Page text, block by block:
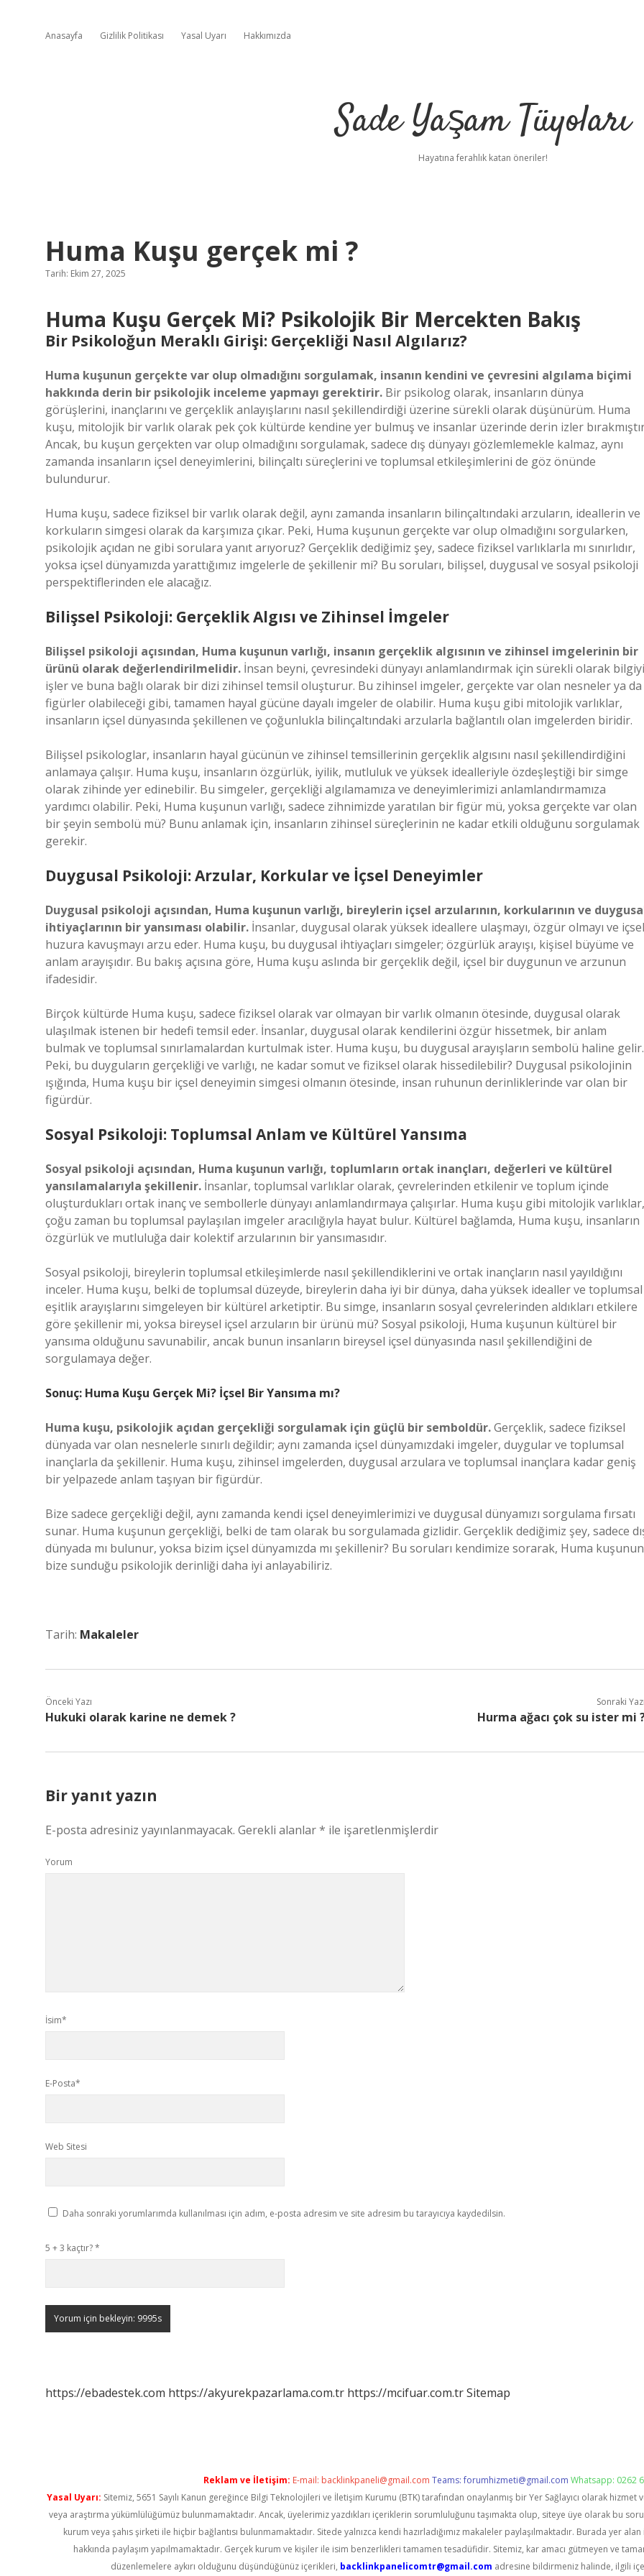
Anasayfa Gizlilik Politikası Yasal Uyarı Hakkımızda
Sade Yaşam Tüyoları
Hayatına ferahlık katan öneriler!
Huma Kuşu gerçek mi ?
Tarih: Ekim 27, 2025
Huma Kuşu Gerçek Mi? Psikolojik Bir Mercekten Bakış
Bir Psikoloğun Meraklı Girişi: Gerçekliği Nasıl Algılarız?
Huma kuşunun gerçekte var olup olmadığını sorgulamak, insanın kendini ve çevresini algılama biçimi
hakkında derin bir psikolojik inceleme yapmayı gerektirir. Bir psikolog olarak, insanların dünya
görüşlerini, inançlarını ve gerçeklik anlayışlarını nasıl şekillendirdiği üzerine sürekli olarak düşünürüm. Huma
kuşu, mitolojik bir varlık olarak pek çok kültürde kendine yer bulmuş ve insanlar üzerinde derin izler
Ancak, bu kuşun gerçekten var olup olmadığını sorgulamak, sadece dış dünyayı gözlemlemekle kalmaz, aynı
zamanda insanların içsel deneyimlerini, bilinçaltı süreçlerini ve toplumsal etkileşimlerini de göz önünde
bulundurur.
Huma kuşu, sadece fiziksel bir varlık olarak değil, aynı zamanda insanların bilinçaltındaki arzuların, ideallerin ve
korkuların simgesi olarak da karşımıza çıkar. Peki, Huma kuşunun gerçekte var olup olmadığını sorgularken,
psikolojik açıdan ne gibi sorulara yanıt arıyoruz? Gerçeklik dediğimiz şey, sadece fiziksel varlıklarla mı sınırlıdır,
yoksa içsel dünyamızda yarattığımız imgelerle de şekillenir mi? Bu soruları, bilişsel, duygusal ve sosyal psikoloji
perspektiflerinden ele alacağız.
Bilişsel Psikoloji: Gerçeklik Algısı ve Zihinsel İmgeler
Bilişsel psikoloji açısından, Huma kuşunun varlığı, insanın gerçeklik algısının ve zihinsel imgelerinin bir
ürünü olarak değerlendirilmelidir. İnsan beyni, çevresindeki dünyayı anlamlandırmak için sürekli olarak bilgiyi
işler ve buna bağlı olarak bir dizi zihinsel temsil oluşturur. Bu zihinsel imgeler, gerçekte var olan nesneler ya da
figürler olabileceği gibi, tamamen hayal gücüne dayalı imgeler de olabilir. Huma kuşu gibi mitolojik varlıklar,
insanların içsel dünyasında şekillenen ve çoğunlukla bilinçaltındaki arzularla bağlantılı olan imgelerden biridir.
Bilişsel psikologlar, insanların hayal gücünün ve zihinsel temsillerinin gerçeklik algısını nasıl şekillendirdiğini
anlamaya çalışır. Huma kuşu, insanların özgürlük, iyilik, mutluluk ve yüksek idealleriyle özdeşleştiği bir simge
olarak zihinde yer edinebilir. Bu simgeler, gerçekliği algılamamıza ve deneyimlerimizi anlamlandırmamıza
yardımcı olabilir. Peki, Huma kuşunun varlığı, sadece zihnimizde yaratılan bir figür mü, yoksa gerçekte var olan
bir şeyin sembolü mü? Bunu anlamak için, insanların zihinsel süreçlerinin ne kadar etkili olduğunu sorgulamak
gerekir.
Duygusal Psikoloji: Arzular, Korkular ve İçsel Deneyimler
Duygusal psikoloji açısından, Huma kuşunun varlığı, bireylerin içsel arzularının, korkularının ve
ihtiyaçlarının bir yansıması olabilir. İnsanlar, duygusal olarak yüksek ideallere ulaşmayı, özgür olmayı ve içsel
huzura kavuşmayı arzu eder. Huma kuşu, bu duygusal ihtiyaçları simgeler; özgürlük arayışı, kişisel büyüme ve
anlam arayışıdır. Bu bakış açısına göre, Huma kuşu aslında bir gerçeklik değil, içsel bir duygunun ve arzunun
ifadesidir.
Birçok kültürde Huma kuşu, sadece fiziksel olarak var olmayan bir varlık olmanın ötesinde, duygusal olarak
ulaşılmak istenen bir hedefi temsil eder. İnsanlar, duygusal olarak kendilerini özgür hissetmek, bir anlam
bulmak ve toplumsal sınırlamalardan kurtulmak ister. Huma kuşu, bu duygusal arayışların sembolü haline gelir.
Peki, bu duyguların gerçekliği ve varlığı, ne kadar somut ve fiziksel olarak hissedilebilir? Duygusal psikolojinin
ışığında, Huma kuşu bir içsel deneyimin simgesi olmanın ötesinde, insan ruhunun derinliklerinde var olan bir
figürdür.
Sosyal Psikoloji: Toplumsal Anlam ve Kültürel Yansıma
Sosyal psikoloji açısından, Huma kuşunun varlığı, toplumların ortak inançları, değerleri ve kültürel
yansılamalarıyla şekillenir. İnsanlar, toplumsal varlıklar olarak, çevrelerinden etkilenir ve toplum içinde
oluşturdukları ortak inanç ve sembollerle dünyayı anlamlandırmaya çalışırlar. Huma kuşu gibi mitolojik varlıklar,
çoğu zaman bu toplumsal paylaşılan imgeler aracılığıyla hayat bulur. Kültürel bağlamda, Huma kuşu, insanların
özgürlük ve mutluluğa dair kolektif arzularının bir yansımasıdır.
Sosyal psikoloji, bireylerin toplumsal etkileşimlerde nasıl şekillendiklerini ve ortak inançların nasıl yayıldığını
inceler. Huma kuşu, belki de toplumsal düzeyde, bireylerin daha iyi bir dünya, daha yüksek idealler ve toplumsal
eşitlik arayışlarını simgeleyen bir kültürel arketiptir. Bu simge, insanların sosyal çevrelerinden aldıkları etkilere
göre şekillenir mi, yoksa bireysel içsel arzuların bir ürünü mü? Sosyal psikoloji, Huma kuşunun kültürel bir
yansıma olduğunu savunabilir, ancak bunun insanların bireysel içsel dünyasında nasıl şekillendiğini de
sorgulamaya değer.
Sonuç: Huma Kuşu Gerçek Mi? İçsel Bir Yansıma mı?
Huma kuşu, psikolojik açıdan gerçekliği sorgulamak için güçlü bir semboldür.Gerçeklik, sadece fiziksel
dünyada var olan nesnelerle sınırlı değildir; aynı zamanda içsel dünyamızdaki imgeler, duygular ve toplumsal
inançlarla da şekillenir. Huma kuşu, zihinsel imgelerden, duygusal arzulara ve toplumsal inançlara kadar geniş
bir yelpazede anlam taşıyan bir figürdür.
Bize sadece gerçekliği değil, aynı zamanda kendi içsel deneyimlerimizi ve duygusal dünyamızı sorgulama fırsatı
sunar. Huma kuşunun gerçekliği, belki de tam olarak bu sorgulamada gizlidir. Gerçeklik dediğimiz şey, sadece
dünyada mı bulunur, yoksa bizim içsel dünyamızda mı şekillenir? Bu soruları kendimize sorarak, Huma kuşunun
bize sunduğu psikolojik derinliği daha iyi anlayabiliriz.
Tarih: Makaleler
Önceki Yazı
Hukuki olarak karine ne demek ?
Sonraki Yazı
Hurma ağacı çok su ister mi
Bir yanıt yazın
E-posta adresiniz yayınlanmayacak. Gerekli alanlar* ile işaretlenmişlerdir
Yorum
İsim*
E-Posta*
Web Sitesi
Daha sonraki yorumlarımda kullanılması için adım, e-posta adresim ve site adresim bu tarayıcıya kaydedilsin.
5 + 3 kaçtır?*
https://ebadestek.com https://akyurekpazarlama.com.tr https://mcifuar.com.trSitemap
Reklam ve İletişim: E-mail: backlinkpaneli@gmail.com Teams:forumhizmeti@gmail.com Whatsapp: 0262
Yasal Uyarı: Sitemiz, 5651 Sayılı Kanun gereğince Bilgi Teknolojileri ve İletişim Kurumu (BTK) tarafından onaylanmış bir Yer Sağlayıcı olarak
veya araştırma yükümlülüğümüz bulunmamaktadır. Ancak, üyelerimiz yazdıkları içeriklerin sorumluluğunu taşımakta olup, siteye üye olarak bu
kurum veya şahıs şirketi ile hiçbir bağlantısı bulunmamaktadır. Sitede yalnızca kendi hazırladığımız makaleler paylaşılmaktadır. Burada yer
hakkında paylaşım yapılmamaktadır. Gerçek kurum ve kişiler ile isim benzerlikleri tamamen tesadüfidir. Sitemiz, kar amacı gütmeyen ve
düzenlemelere aykırı olduğunu düşündüğünüz içerikleri, backlinkpanelicomtr@gmail.com adresine bildirmeniz halinde, ilgili